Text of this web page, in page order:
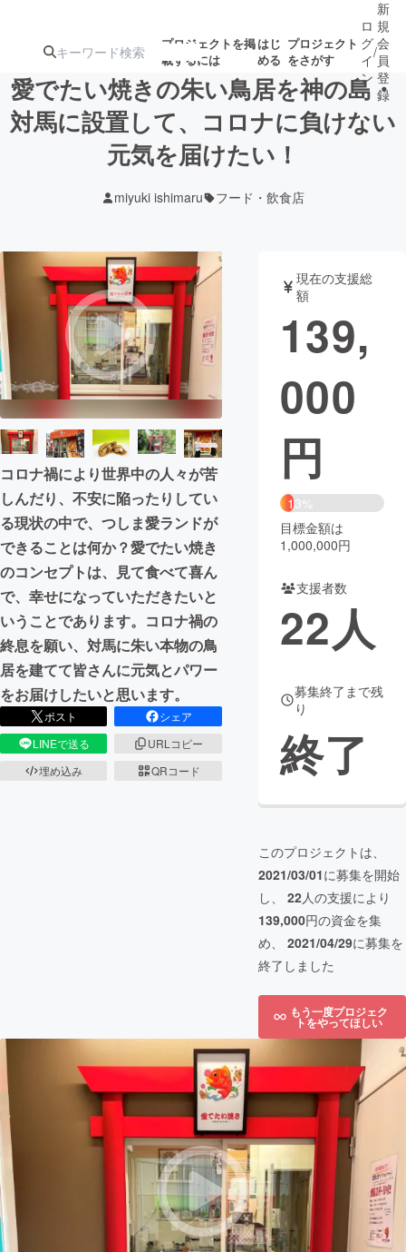
プロジェクトを掲
載するには
はじ
める
プロジェクト
をさがす
注目のリ 注目の新着プロ
ジェクト
募集終了が近いプ
テクノロジー・ガジェット
映像・映画 書籍・雑誌
ビジネス・起業 チャレンジ
まちづくり・地域活性化
CAMPFIRE for Social Good
CAMPFIRE Creation
CAMPFIREふるさと納税machi-ya コミュニティ
ロ
グ
イ
ン
/
新
規
会
員
登
録
愛でたい焼きの朱い鳥居を神の島・
対馬に設置して、コロナに負けない
元気を届けたい！
miyuki ishimaru フード・飲食店
コロナ禍により世界中の人々が苦
しんだり、不安に陥ったりしてい
る現状の中で、つしま愛ランドが
できることは何か？愛でたい焼き
のコンセプトは、見て食べて喜ん
で、幸せになっていただきたいと
いうことであります。コロナ禍の
終息を願い、対馬に朱い本物の鳥
居を建てて皆さんに元気とパワー
をお届けしたいと思います。
ポスト
シェア
LINEで送る
URLコピー
埋め込み
QRコード
現在の支援総
額
139,
000
円
13%
目標金額は
1,000,000円
支援者数
22人
募集終了まで残
り
終了
このプロジェクトは、
2021/03/01に募集を開始
し、 22人の支援により
139,000円の資金を集
め、 2021/04/29に募集を
終了しました
もう一度プロジェク
トをやってほしい